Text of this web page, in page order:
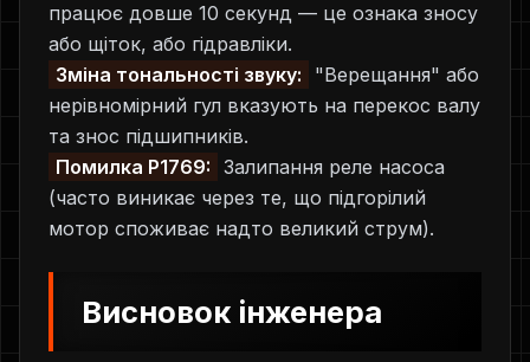
працює довше 10 секунд — це ознака зносу
або щіток, або гідравліки.
Зміна тональності звуку:
"Верещання" або
нерівномірний гул вказують на перекос валу
та знос підшипників.
Помилка P1769: Залипання реле насоса
(часто виникає через те, що підгорілий
мотор споживає надто великий струм).
Висновок інженера